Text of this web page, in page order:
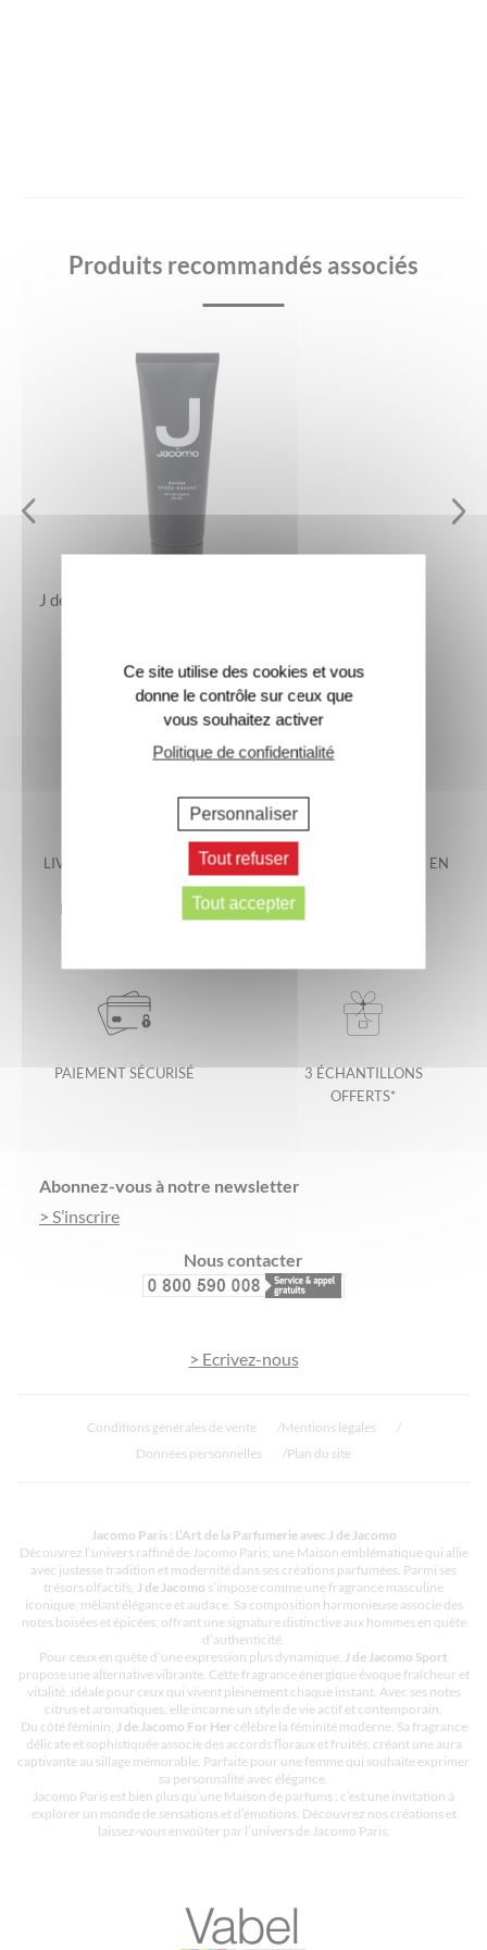
Produits recommandés associés
J de Jacomo – Le Baume Après-Rasage
LIVRAISON OFFERTE EN
METROPOLITAINE*
LIVRAISON GARANTIE EN
PAIEMENT SÉCURISÉ
3 ÉCHANTILLONS
OFFERTS*
Abonnez-vous à notre newsletter
> S’inscrire
Nous contacter
> Ecrivez-nous
Conditions générales de vente
Mentions légales
Données personnelles
Plan du site
Jacomo Paris : L’Art de la Parfumerie avec J de Jacomo
Découvrez l’univers raffiné de Jacomo Paris, une Maison emblématique qui allie
avec justesse tradition et modernité dans ses créations parfumées. Parmi ses
trésors olfactifs, J de Jacomo s’impose comme une fragrance masculine
iconique, mêlant élégance et audace. Sa composition harmonieuse associe des
notes boisées et épicées, offrant une signature distinctive aux hommes en quête
d’authenticité.
Pour ceux en quête d’une expression plus dynamique, J de Jacomo Sport
propose une alternative vibrante. Cette fragrance énergique évoque fraîcheur et
vitalité, idéale pour ceux qui vivent pleinement chaque instant. Avec ses notes
citrus et aromatiques, elle incarne un style de vie actif et contemporain.
Du côté féminin, J de Jacomo For Her célèbre la féminité moderne. Sa fragrance
délicate et sophistiquée associe des accords floraux et fruités, créant une aura
captivante au sillage mémorable. Parfaite pour une femme qui souhaite exprimer
sa personnalité avec élégance.
Jacomo Paris est bien plus qu’une Maison de parfums ; c’est une invitation à
explorer un monde de sensations et d’émotions. Découvrez nos créations et
laissez-vous envoûter par l’univers de Jacomo Paris.
Ce site utilise des cookies et vous
donne le contrôle sur ceux que
vous souhaitez activer
Politique de confidentialité
Personnaliser
Tout refuser
Tout accepter